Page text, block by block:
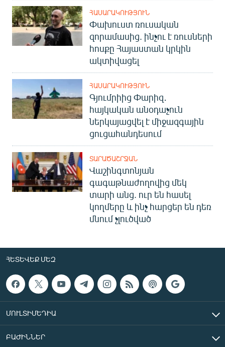
ՀԱՍԱՐԱԿՈՒԹՅՈՒՆ
Փախուստ ռուսական
զորամասից. ինչու է ռուսների
հոսքը Հայաստան կրկին
ակտիվացել
ՀԱՍԱՐԱԿՈՒԹՅՈՒՆ
Գյումրիից Փարիզ․
հայկական անօդաչուն
ներկայացվել է միջազգային
ցուցահանդեսում
ՏԱՐԱԾԱՇՐՋԱՆ
Վաշինգտոնյան
գագաթնաժողովից մեկ
տարի անց. ուր են հասել
կողմերը և ինչ հարցեր են դեռ
մնում չլուծված
ՀԵՏԵՎԵՔ ՄԵԶ
ՄՈՒԼՏԻՄԵԴԻԱ
ԲԱԺԻՆՆԵՐ